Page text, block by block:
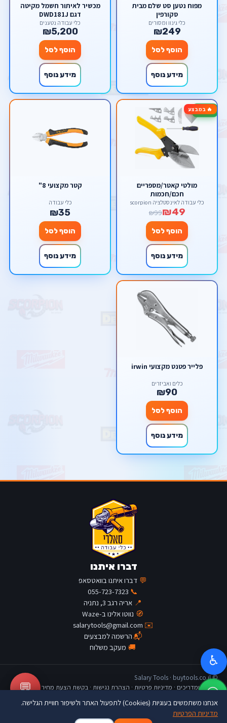
מפוח נטען סט שלם מבית
סקורפין
כלי גינון ומסורים
₪249
הוסף לסל
מידע נוסף
מכשיר לאיתור חשמל מקיטה
דגם DWD181J
כלי עבודה נטענים
₪5,200
הוסף לסל
מידע נוסף
🔥 במבצע-51%
מולטי קאטר/מספריים
חכם/חכמות
כלי עבודה לאינסטלציה scorpion
₪49
₪99
הוסף לסל
מידע נוסף
קטר מקצועי 8"
כלי עבודה
₪35
הוסף לסל
מידע נוסף
פלייר פטנט מקצועי irwin
כלים ואביזרים
₪90
הוסף לסל
מידע נוסף
דברו איתנו
💬 דברו איתנו בוואטסאפ
📞
055-723-7323
📍 אריה רגב 3, נתניה
🧭 נווטו אלינו ב-Waze
✉️
salarytools@gmail.com
📬הרשמה למבצעים
🚚 מעקב משלוח
© Salary Tools · buytools.co.il
כתבות ומדריכים · מדיניות פרטיות · הצהרת נגישות · בקשת הצעת מחיר 💬
♿
אנחנו משתמשים בעוגיות (Cookies) לתפעול האתר ולשיפור חוויית הגלישה.
מדיניות הפרטיות